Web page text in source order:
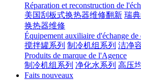
Réparation et reconstruction de
美国刮板式换热器维修翻新 瑞
换热器维修
Équipement auxiliaire d'échange de
搅拌罐系列 制冷机组系列 洁净
Produits de marque de l'Agence
制冷机组系列 净化水系列 高压
Faits nouveaux